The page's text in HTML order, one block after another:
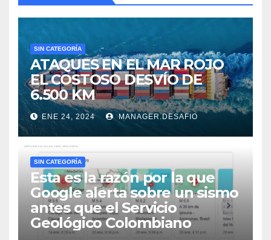
SIN CATEGORÍA
ATAQUES EN EL MAR ROJO
EL COSTOSO DESVÍO DE
6.500 KM
ENE 24, 2024 MANAGER.DESAFIO
SIN CATEGORÍA
Esta es la razón por la que
Google alerta sobre un sismo
antes que el Servicio
Geológico Colombiano